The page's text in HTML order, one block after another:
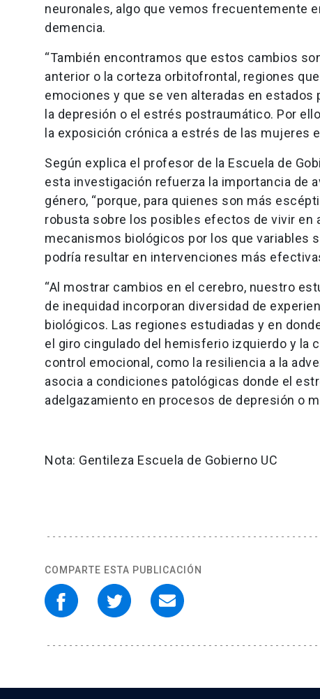
neuronales, algo que vemos frecuentemente
demencia.
“También encontramos que estos cambios
anterior o la corteza orbitofrontal, regiones
emociones y que se ven alteradas en
la depresión o el estrés postraumático. Por
la exposición crónica a estrés de las mujeres
Según explica el profesor de la Escuela de
esta investigación refuerza la importancia de
género, “porque, para quienes son más
robusta sobre los posibles efectos de vivir en
mecanismos biológicos por los que variables
podría resultar en intervenciones más
“Al mostrar cambios en el cerebro, nuestro
de inequidad incorporan diversidad de
biológicos. Las regiones estudiadas y en
el giro cingulado del hemisferio izquierdo y la
control emocional, como la resiliencia a la
asocia a condiciones patológicas donde el
adelgazamiento en procesos de depresión o
Nota: Gentileza Escuela de Gobierno UC
COMPARTE ESTA PUBLICACIÓN